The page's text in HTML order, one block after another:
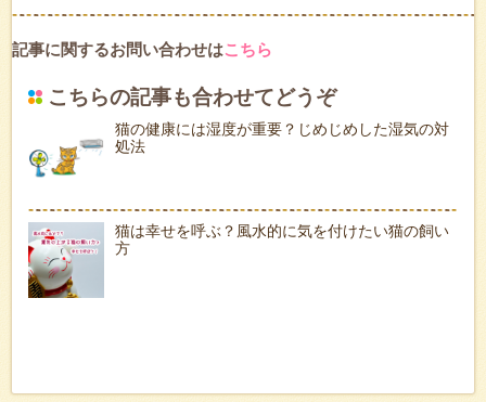
記事に関するお問い合わせはこちら
こちらの記事も合わせてどうぞ
猫の健康には湿度が重要？じめじめした湿気の対
処法
猫は幸せを呼ぶ？風水的に気を付けたい猫の飼い
方